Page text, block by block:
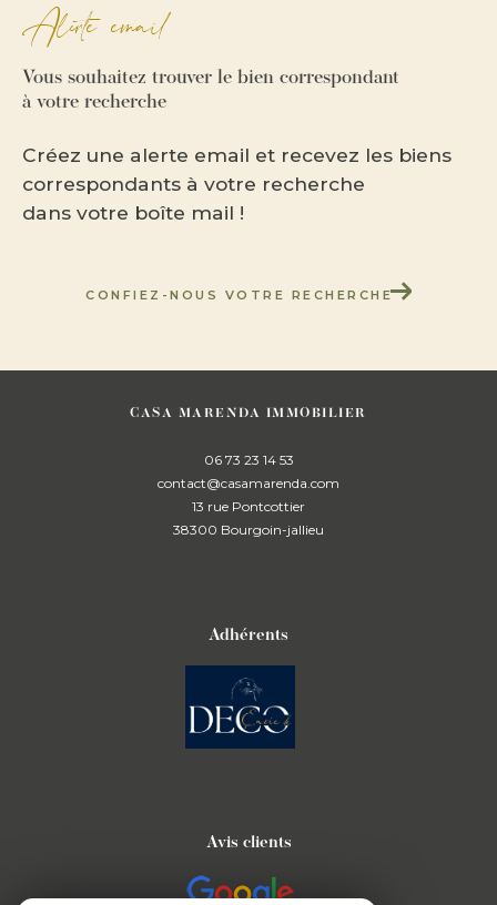
alerte email
Vous souhaitez trouver le bien correspondant
à votre recherche
Créez une alerte email et recevez les biens
correspondants à votre recherche
dans votre boîte mail !
CONFIEZ-NOUS VOTRE RECHERCHE
CASA MARENDA IMMOBILIER
06 73 23 14 53
contact@casamarenda.com
13 rue Pontcottier
38300
bourgoin-jallieu
Adhérents
Avis clients